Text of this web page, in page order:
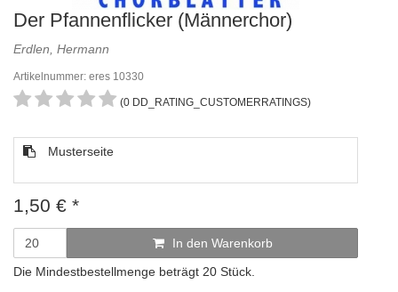
Der Pfannenflicker (Männerchor)
Erdlen, Hermann
Artikelnummer: eres 10330
(0 DD_RATING_CUSTOMERRATINGS)
Musterseite
1,50 € *
In den Warenkorb
Die Mindestbestellmenge beträgt 20 Stück.